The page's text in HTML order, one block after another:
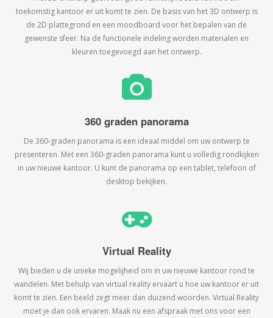
toekomstig kantoor er uit komt te zien. De basis van het 3D ontwerp is
de 2D plattegrond en een moodboard voor het bepalen van de
gewenste sfeer. Na de functionele indeling worden materialen en
kleuren toegevoegd aan het ontwerp.
360 graden panorama
De 360-graden panorama is een ideaal middel om uw ontwerp te
presenteren. Met een 360-graden panorama kunt u volledig rondkijken
in uw nieuwe kantoor. U kunt de panorama op een tablet, telefoon of
desktop bekijken.
Virtual Reality
Wij bieden u de unieke mogelijheid om in uw nieuwe kantoor rond te
wandelen. Met behulp van virtual reality ervaart u hoe uw kantoor er uit
komt te zien. Een beeld zegt meer dan duizend woorden. Virtual Reality
moet je dan ook ervaren. Maak nu een afspraak met ons voor een